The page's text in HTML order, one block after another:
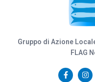
Gruppo di Azione
FLAG